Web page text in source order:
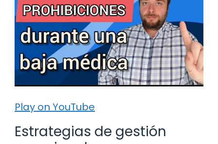
Play on YouTube
Estrategias de gestión